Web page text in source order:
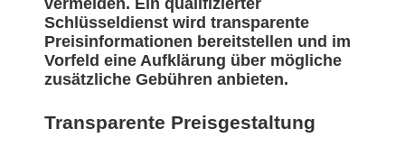
vermeiden. Ein qualifizierter
Schlüsseldienst wird transparente
Preisinformationen bereitstellen und im
Vorfeld eine Aufklärung über mögliche
zusätzliche Gebühren anbieten.
Transparente Preisgestaltung